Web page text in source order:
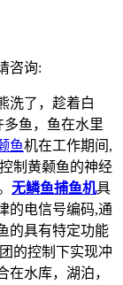
咨询:
洗了，趁着白
多鱼，鱼在水里
鱼机在工作期间,
制黄颡鱼的神经
无鳞鱼捕鱼机具
的电信号编码,通
的具有特定功能
的控制下实现冲
在水库，湖泊，